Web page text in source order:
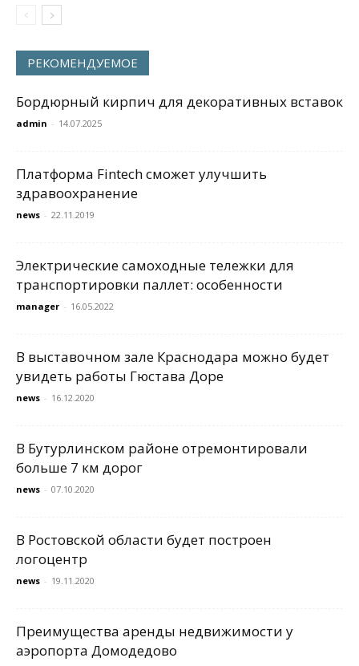
РЕКОМЕНДУЕМОЕ
Бордюрный кирпич для декоративных вставок
admin - 14.07.2025
Платформа Fintech сможет улучшить
здравоохранение
news - 22.11.2019
Электрические самоходные тележки для
транспортировки паллет: особенности
manager - 16.05.2022
В выставочном зале Краснодара можно будет
увидеть работы Гюстава Доре
news - 16.12.2020
В Бутурлинском районе отремонтировали
больше 7 км дорог
news - 07.10.2020
В Ростовской области будет построен
логоцентр
news - 19.11.2020
Преимущества аренды недвижимости у
аэропорта Домодедово